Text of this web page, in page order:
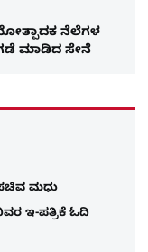
ನೆಲೆಗಳ
ಮಾಡಿದ ಸೇನೆ
ಸಚಿವ ಮಧು
ಇ-ಪತ್ರಿಕೆ ಓದಿ